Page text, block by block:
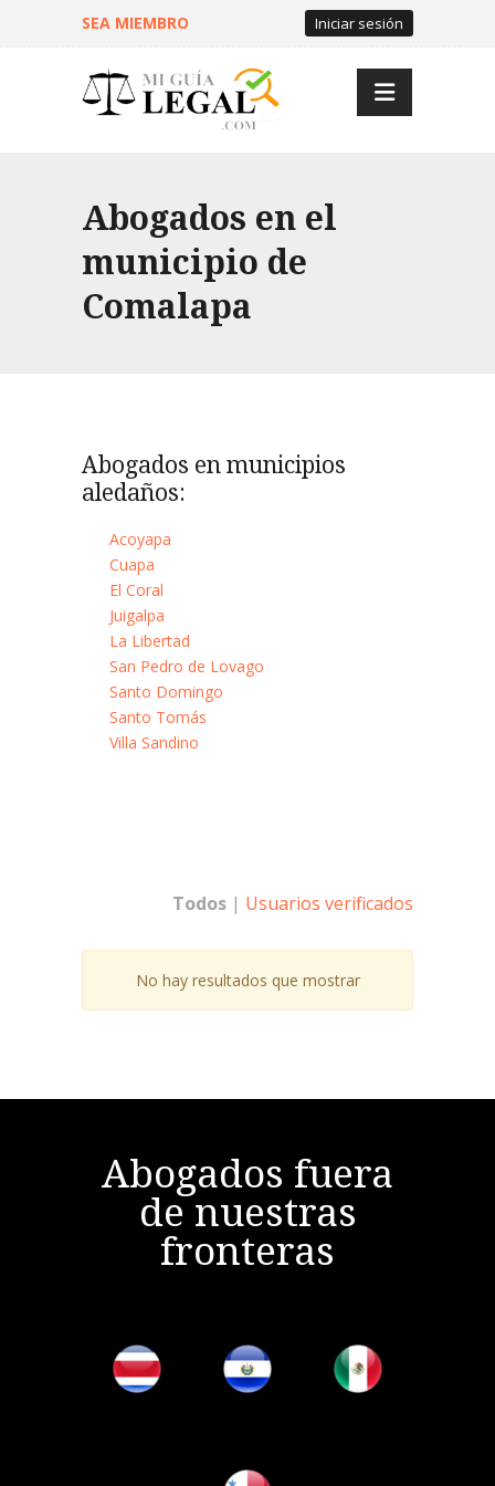
SEA MIEMBRO Iniciar sesión
Abogados en el
municipio de
Comalapa
Abogados en municipios
aledaños:
Acoyapa
Cuapa
El Coral
Juigalpa
La Libertad
San Pedro de Lovago
Santo Domingo
Santo Tomás
Villa Sandino
Todos | Usuarios verificados
No hay resultados que mostrar
Abogados fuera
de nuestras
fronteras